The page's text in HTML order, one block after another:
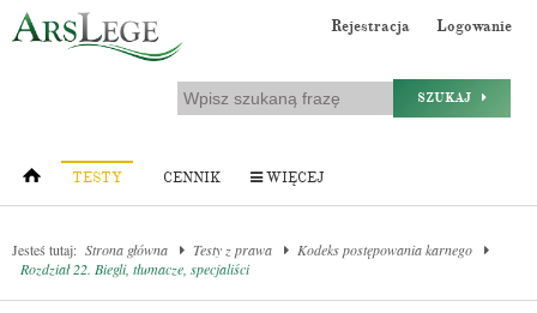
Rejestracja Logowanie
SZUKAJ
TESTY CENNIK WIĘCEJ
Jesteś tutaj: Strona główna Testy z prawa
Kodeks postępowania karnego
Rozdział 22. Biegli, tłumacze, specjaliści